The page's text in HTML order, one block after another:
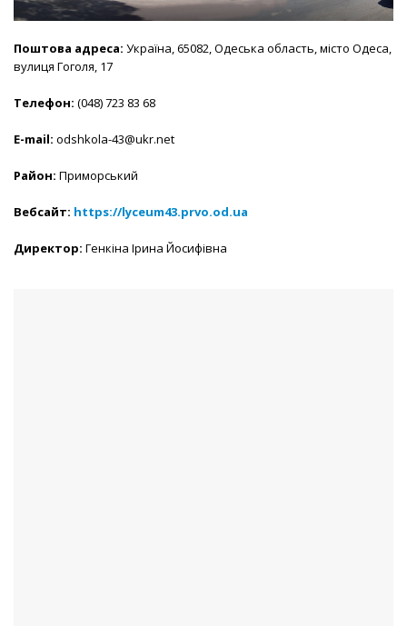
Поштова адреса: Україна, 65082, Одеська область, місто Одеса,
вулиця Гоголя, 17
Телефон: (048) 723 83 68
E-mail: odshkola-43@ukr.net
Район: Приморський
Вебсайт: https://lyceum43.prvo.od.ua
Директор: Генкіна Ірина Йосифівна